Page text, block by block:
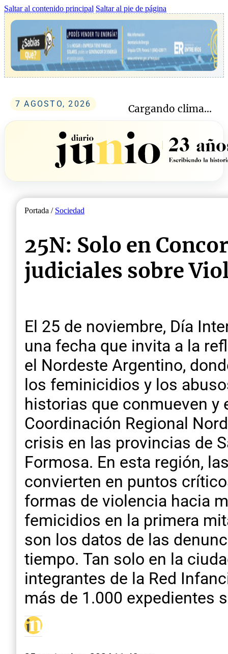
Saltar al contenido principal Saltar al pie de página
7 AGOSTO, 2026 Cargando clima...
Portada / Sociedad
25N: Solo en
judiciales sobre
El 25 de noviembre, Día
una fecha que invita a la
el Nordeste Argentino,
los feminicidios y los
historias que conmueven y
Coordinación Regional
crisis en las provincias de
Formosa. En esta región,
convierten en puntos
formas de violencia hacia
femicidios en la primera
son los datos de las
tiempo. Tan solo en la
integrantes de la Red
más de 1.000 expedientes